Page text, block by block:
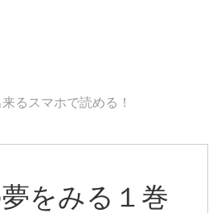
るスマホで読める！
をみる１巻